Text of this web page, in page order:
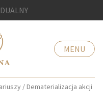
MENU
/Dematerializacja akcji